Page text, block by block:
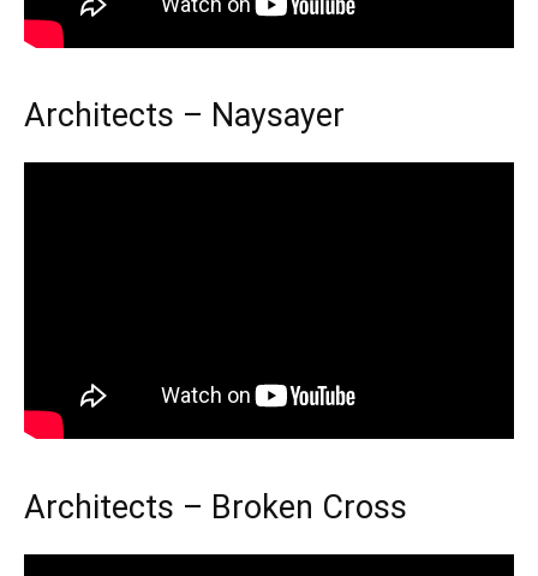
Architects – Naysayer
Architects – Broken Cross